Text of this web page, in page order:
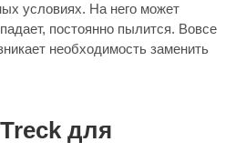
условиях. На него может
постоянно пылится. Вовсе
необходимость заменить
для